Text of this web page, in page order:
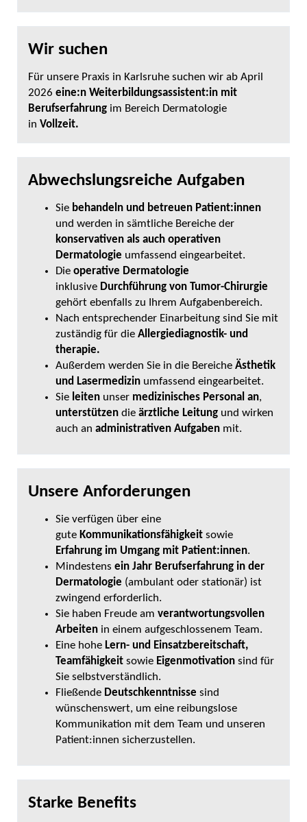
Wir suchen
Für unsere Praxis in Karlsruhe suchen wir ab April
2026 eine:n Weiterbildungsassistent:in mit
Berufserfahrung im Bereich Dermatologie
in Vollzeit.
Abwechslungsreiche Aufgaben
Sie behandeln und betreuen Patient:innen
und werden in sämtliche Bereiche der
konservativen als auch operativen
Dermatologie umfassend eingearbeitet.
Die operative Dermatologie
inklusive Durchführung von Tumor-Chirurgie
gehört ebenfalls zu Ihrem Aufgabenbereich.
Nach entsprechender Einarbeitung sind Sie mit
zuständig für die Allergiediagnostik- und
therapie.
Außerdem werden Sie in die Bereiche Ästhetik
und Lasermedizin umfassend eingearbeitet.
Sie leiten unser medizinisches Personal an,
unterstützen die ärztliche Leitung und wirken
auch an administrativen Aufgaben mit.
Unsere Anforderungen
Sie verfügen über eine
gute Kommunikationsfähigkeit sowie
Erfahrung im Umgang mit Patient:innen.
Mindestens ein Jahr Berufserfahrung in der
Dermatologie (ambulant oder stationär) ist
zwingend erforderlich.
Sie haben Freude am verantwortungsvollen
Arbeiten in einem aufgeschlossenem Team.
Eine hohe Lern- und Einsatzbereitschaft,
Teamfähigkeit sowie Eigenmotivation sind für
Sie selbstverständlich.
Fließende Deutschkenntnisse sind
wünschenswert, um eine reibungslose
Kommunikation mit dem Team und unseren
Patient:innen sicherzustellen.
Starke Benefits